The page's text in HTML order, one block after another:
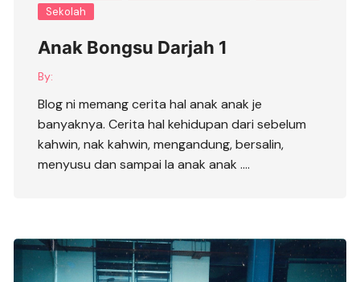
Sekolah
Anak Bongsu Darjah 1
By:
Blog ni memang cerita hal anak anak je
banyaknya. Cerita hal kehidupan dari sebelum
kahwin, nak kahwin, mengandung, bersalin,
menyusu dan sampai la anak anak ….